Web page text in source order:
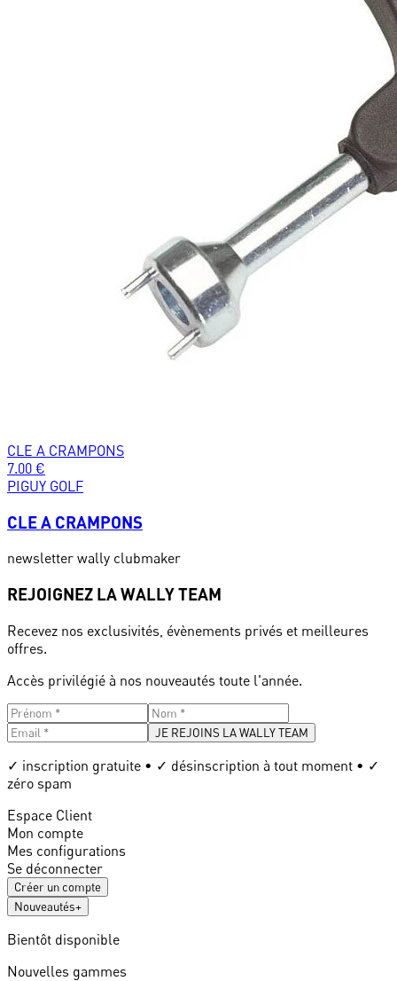
CLE A CRAMPONS
7.00 €
PIGUY GOLF
CLE A CRAMPONS
newsletter wally clubmaker
REJOIGNEZ LA WALLY TEAM
Recevez nos exclusivités, évènements privés et meilleures
offres.
Accès privilégié à nos nouveautés toute l'année.
JE REJOINS LA WALLY TEAM
✓ inscription gratuite • ✓ désinscription à tout moment • ✓
zéro spam
Espace Client
Mon compte
Mes configurations
Se déconnecter
Créer un compte
Nouveautés+
Bientôt disponible
Nouvelles gammes